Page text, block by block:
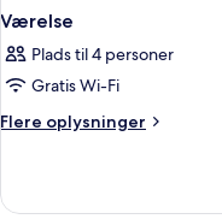
Værelse
Plads til 4 personer
Gratis Wi-Fi
Flere oplysninger
Flere